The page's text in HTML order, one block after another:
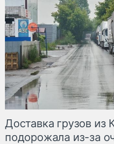
Доставка грузов из
подорожала из-за